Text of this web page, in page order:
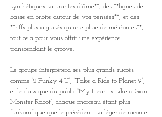
synthétiques saturantes d’âme**, des **lignes de
basse en orbite autour de vos pensées**, et des
**riffs plus aiguisés qu'une pluie de météorites**,
tout cela pour vous offrir une expérience
transcendant le groove.
Le groupe interprétera ses plus grands succès
comme “2 Funky 4 U”, “Take a Ride to Planet 9”,
et le classique du public “My Heart is Like a Giant
Monster Robot”, chaque morceau étant plus
funkorrifique que le précédent. La légende raconte